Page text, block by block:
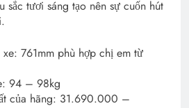
sắc tươi sáng tạo nên sự cuốn hút
761mm phù hợp chị em từ
94 – 98kg
của hãng: 31.690.000 –